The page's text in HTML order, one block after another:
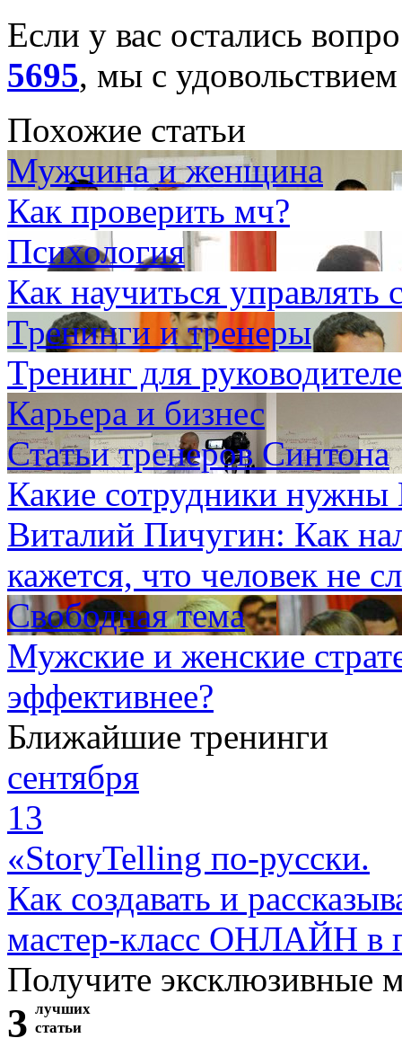
Если у вас остались
5695, мы с
Похожие статьи
Мужчина и женщина
Как проверить мч?
Психология
Как научиться
Тренинги и тренеры
Тренинг для
Карьера и бизнес
Статьи тренеров Синтона
Какие сотрудники
Виталий Пичугин: Как
кажется, что человек не
Свободная тема
Мужские и женские
эффективнее?
Ближайшие тренинги
сентября
13
«StoryTelling по-русски.
Как создавать и
мастер-класс ОНЛАЙН в
Получите эксклюзивные
3 лучших
статьи